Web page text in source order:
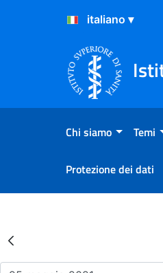
Salta al Contenuto
Salta al Footer
Chi siamo Temi
Protezione dei dati
Risultati della